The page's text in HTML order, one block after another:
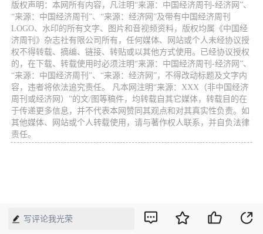
版权声明：本网所有内容，凡注明“来源：中国经济周刊-经济网”、
“来源：中国经济周刊”、“来源：经济网”及带有中国经济周刊
LOGO、水印的所有文字、图片和音视频资料，版权均属《中国经
济周刊》杂志社有限公司所有，任何媒体、网站或个人未经协议授
权不得转载、摘编、链接、转贴或以其他方式使用。已经协议授权
的，在下载、转载使用时必须注明“来源：中国经济周刊-经济网”、
“来源：中国经济周刊”、“来源：经济网”，不得改动标题及文字内
容，违者将依法追究责任。 凡本网注明“来源：XXX（非中国经济
周刊或经济网）”的文/图等稿件，均转载自其它媒体，转载目的在
于传递更多信息，并不代表本网赞同其观点和对其真实性负责。如
其他媒体、网站或个人转载使用，请与著作权人联系，并自负法律
责任。
写评论我光荣